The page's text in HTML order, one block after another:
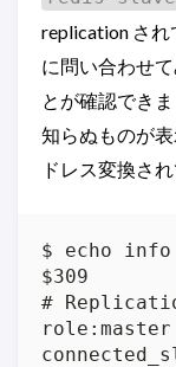
replication さ
に問い合わせ
とが確認でき
知らぬものが
ドレス変換さ
$ echo
$309
#
role:master